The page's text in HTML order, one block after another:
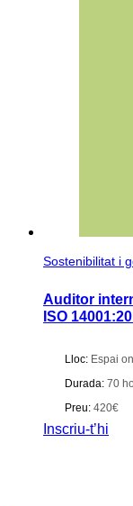
Sostenibilitat i
Auditor
ISO
Lloc: Espai
Durada: 70
Preu: 420€
Inscriu-t’hi